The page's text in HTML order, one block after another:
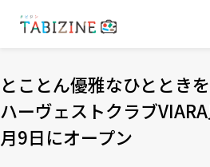
とことん優雅なひととき
ハーヴェストクラブ
月9日にオープン